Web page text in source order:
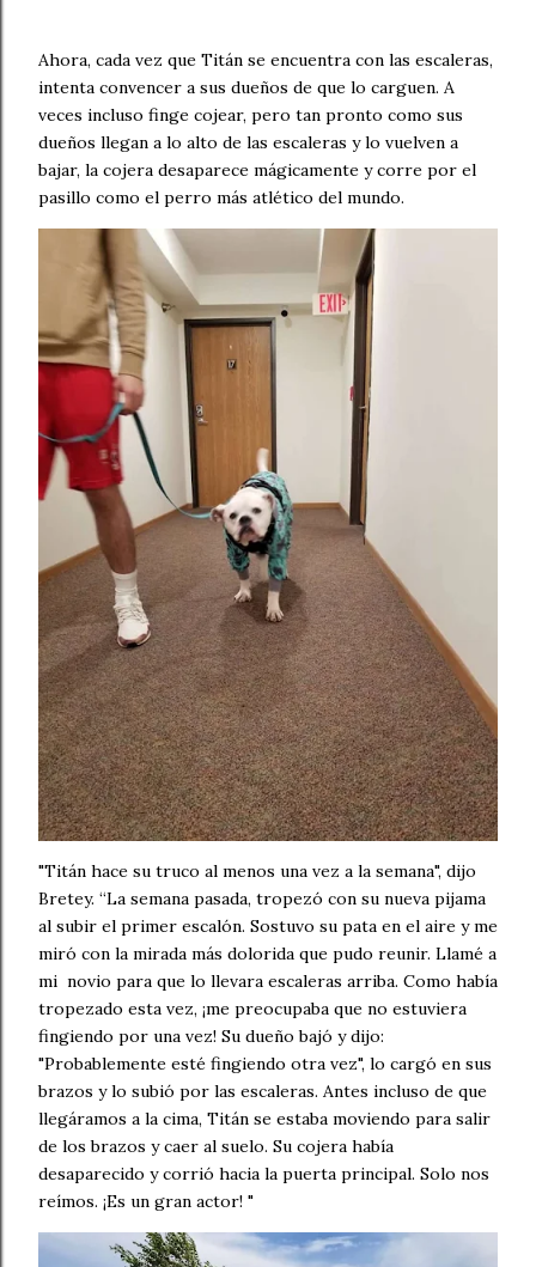
Ahora, cada vez que Titán se encuentra con las escaleras,
intenta convencer a sus dueños de que lo carguen. A
veces incluso finge cojear, pero tan pronto como sus
dueños llegan a lo alto de las escaleras y lo vuelven a
bajar, la cojera desaparece mágicamente y corre por el
pasillo como el perro más atlético del mundo.
"Titán hace su truco al menos una vez a la semana", dijo
Bretey. “La semana pasada, tropezó con su nueva pijama
al subir el primer escalón. Sostuvo su pata en el aire y me
miró con la mirada más dolorida que pudo reunir. Llamé a
mi novio para que lo llevara escaleras arriba. Como había
tropezado esta vez, ¡me preocupaba que no estuviera
fingiendo por una vez! Su dueño bajó y dijo:
"Probablemente esté fingiendo otra vez", lo cargó en sus
brazos y lo subió por las escaleras. Antes incluso de que
llegáramos a la cima, Titán se estaba moviendo para salir
de los brazos y caer al suelo. Su cojera había
desaparecido y corrió hacia la puerta principal. Solo nos
reímos. ¡Es un gran actor! "